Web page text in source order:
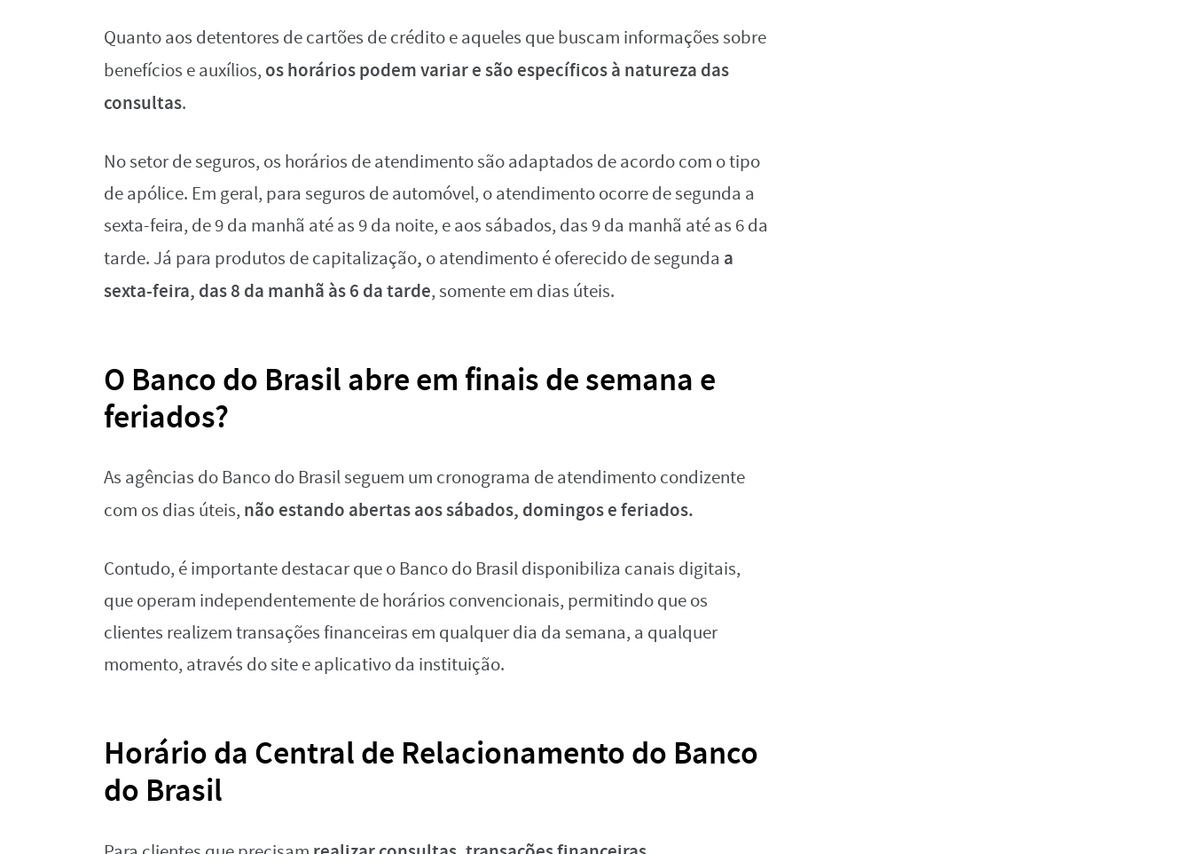
Quanto aos detentores de cartões de crédito e aqueles que buscam informações sobre
benefícios e auxílios, os horários podem variar e são específicos à natureza das
consultas.
No setor de seguros, os horários de atendimento são adaptados de acordo com o tipo
de apólice. Em geral, para seguros de automóvel, o atendimento ocorre de segunda a
sexta-feira, de 9 da manhã até as 9 da noite, e aos sábados, das 9 da manhã até as 6 da
tarde. Já para produtos de capitalização, o atendimento é oferecido de segunda a
sexta-feira, das 8 da manhã às 6 da tarde, somente em dias úteis.
O Banco do Brasil abre em finais de semana e
feriados?
As agências do Banco do Brasil seguem um cronograma de atendimento condizente
com os dias úteis, não estando abertas aos sábados, domingos e feriados.
Contudo, é importante destacar que o Banco do Brasil disponibiliza canais digitais,
que operam independentemente de horários convencionais, permitindo que os
clientes realizem transações financeiras em qualquer dia da semana, a qualquer
momento, através do site e aplicativo da instituição.
Horário da Central de Relacionamento do Banco
do Brasil